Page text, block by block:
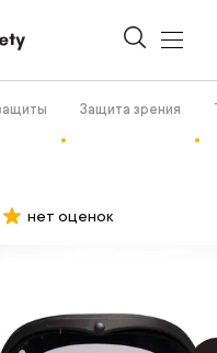
Защита зрения
нет оценок